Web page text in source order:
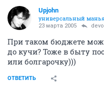
Upjohn
универсальный
23 марта 2005
При таком бюджете
до кучи? Тоже в быту
или болгарочку)))
ОТВЕТИТЬ